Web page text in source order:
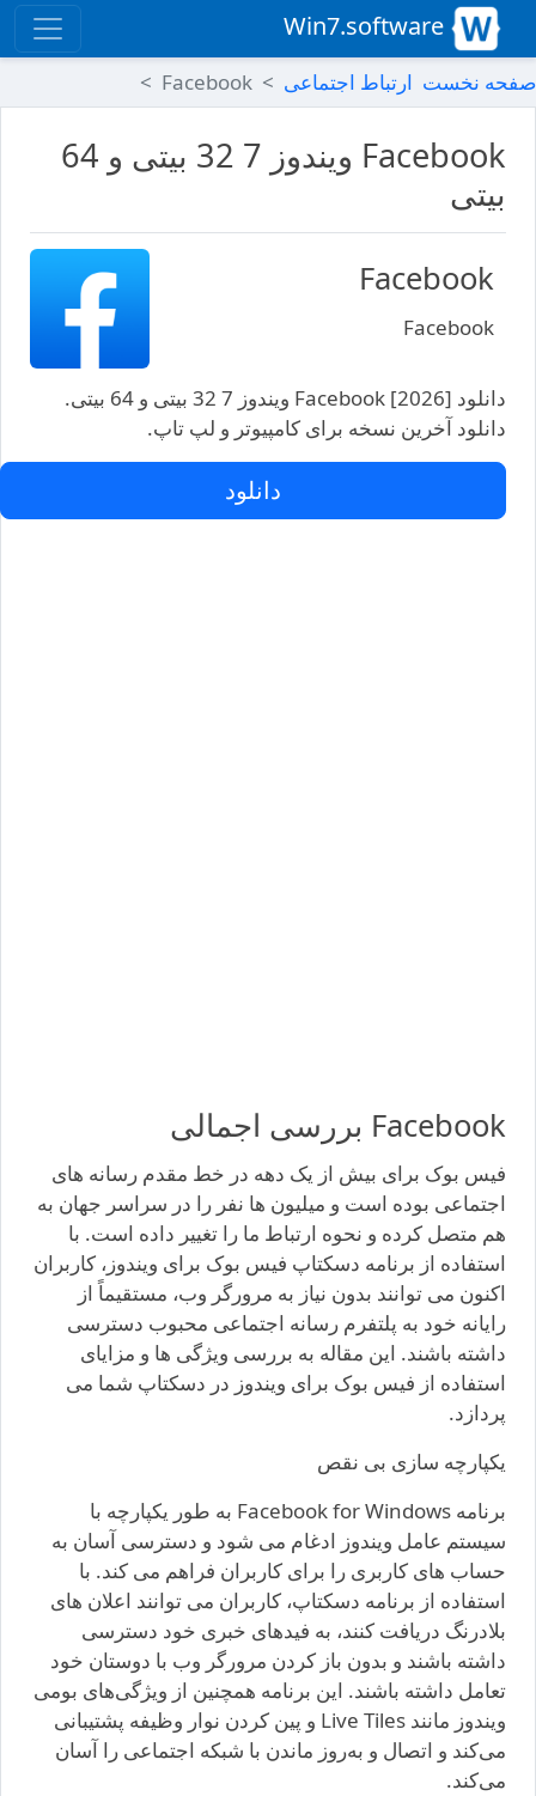
Win7.software
صفحه نخست ارتباط اجتماعی Facebook
Facebook ویندوز 7 32 بیتی و 64
بیتی
Facebook
Facebook
دانلود Facebook [2026] ویندوز 7 32 بیتی و 64 بیتی.
دانلود آخرین نسخه برای کامپیوتر و لپ تاپ.
دانلود
Facebook بررسی اجمالی
فیس بوک برای بیش از یک دهه در خط مقدم رسانه های
اجتماعی بوده است و میلیون ها نفر را در سراسر جهان به
هم متصل کرده و نحوه ارتباط ما را تغییر داده است. با
استفاده از برنامه دسکتاپ فیس بوک برای ویندوز، کاربران
اکنون می توانند بدون نیاز به مرورگر وب، مستقیماً از
رایانه خود به پلتفرم رسانه اجتماعی محبوب دسترسی
داشته باشند. این مقاله به بررسی ویژگی ها و مزایای
استفاده از فیس بوک برای ویندوز در دسکتاپ شما می
پردازد.
یکپارچه سازی بی نقص
برنامه Facebook for Windows به طور یکپارچه با
سیستم عامل ویندوز ادغام می شود و دسترسی آسان به
حساب های کاربری را برای کاربران فراهم می کند. با
استفاده از برنامه دسکتاپ، کاربران می توانند اعلان های
بلادرنگ دریافت کنند، به فیدهای خبری خود دسترسی
داشته باشند و بدون باز کردن مرورگر وب با دوستان خود
تعامل داشته باشند. این برنامه همچنین از ویژگی‌های بومی
ویندوز مانند Live Tiles و پین کردن نوار وظیفه پشتیبانی
می‌کند و اتصال و به‌روز ماندن با شبکه اجتماعی را آسان
می‌کند.